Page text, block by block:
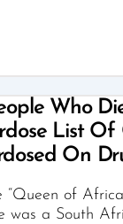
Who
List Of
On
“Queen of
was a South